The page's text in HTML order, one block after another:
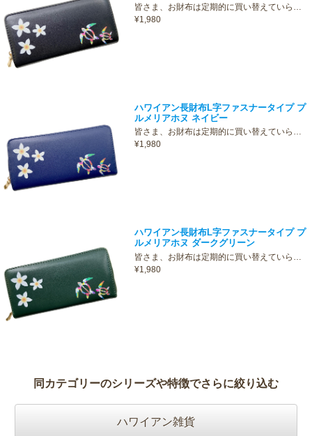
皆さま、お財布は定期的に買い替えていら…
¥1,980
ハワイアン長財布L字ファスナータイプ プ
ルメリアホヌ ネイビー
皆さま、お財布は定期的に買い替えていら…
¥1,980
ハワイアン長財布L字ファスナータイプ プ
ルメリアホヌ ダークグリーン
皆さま、お財布は定期的に買い替えていら…
¥1,980
同カテゴリーのシリーズや特徴でさらに絞り込む
ハワイアン雑貨